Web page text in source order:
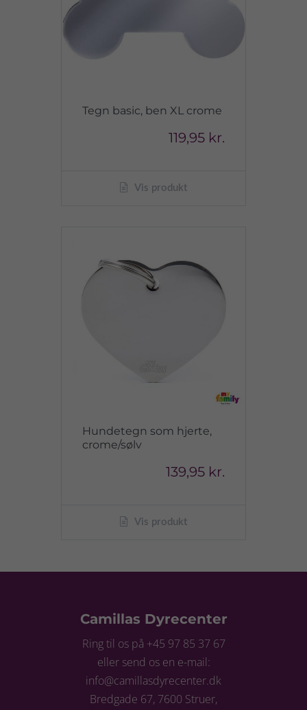
Tegn basic, ben XL crome
119,95 kr.
Vis produkt
Hundetegn som hjerte,
crome/sølv
139,95 kr.
Vis produkt
Camillas Dyrecenter
Ring til os på +45 97 85 37 67
eller send os en e-mail:
info@camillasdyrecenter.dk
Bredgade 67, 7600 Struer,